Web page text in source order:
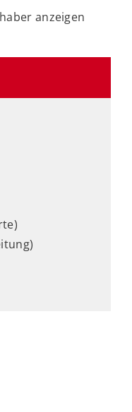
anzeigen